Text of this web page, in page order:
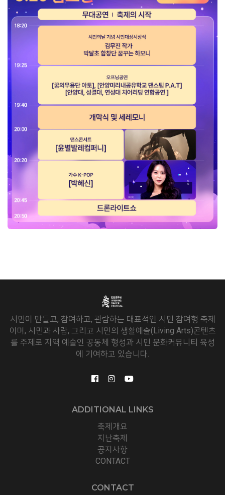
시민이 만들고, 참여하고, 관람하는 대표적인 시민 참여형 축제
이며, 시민과 사람, 그리고 시민의 생활예술(Living Arts)콘텐츠
를 주제로 지역 예술인 공동체 형성과 시민 문화커뮤니티 육성
에 기여하고 있습니다.
ADDITIONAL LINKS
축제개요
지난축제
공지사항
CONTACT
CONTACT